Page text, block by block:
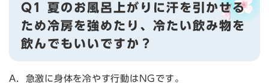
Q1 夏のお風呂上がりに汗を引かせる
ため冷房を強めたり、冷たい飲み物を
飲んでもいいですか？
A．急激に身体を冷やす行動はNGです。